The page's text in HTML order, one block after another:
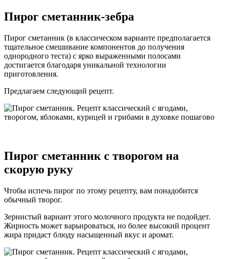
Пирог сметанник-зебра
Пирог сметанник (в классическом варианте предполагается
тщательное смешивание компонентов до получения
однородного теста) с ярко выраженными полосами
достигается благодаря уникальной технологии
приготовления.
Предлагаем следующий рецепт.
Пирог сметанник с творогом на
скорую руку
Чтобы испечь пирог по этому рецепту, вам понадобится
обычный творог.
Зернистый вариант этого молочного продукта не подойдет.
Жирность может варьироваться, но более высокий процент
жира придаст блюду насыщенный вкус и аромат.